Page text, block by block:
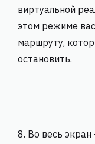
виртуальной
этом режиме
маршруту,
остановить.
8. Во весь